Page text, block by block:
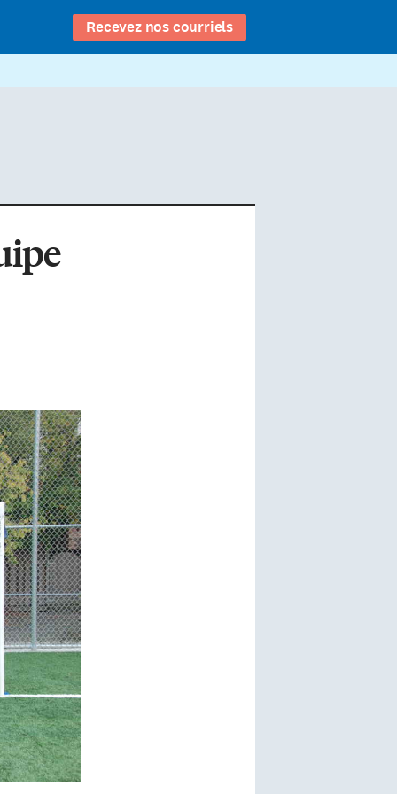
Recevez nos courriels